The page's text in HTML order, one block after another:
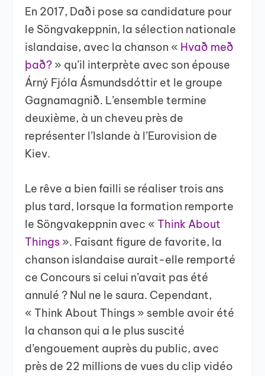
En 2017, Daði pose sa candidature pour
le Söngvakeppnin, la sélection nationale
islandaise, avec la chanson « Hvað með
það? » qu’il interprète avec son épouse
Árný Fjóla Ásmundsdóttir et le groupe
Gagnamagnið. L’ensemble termine
deuxième, à un cheveu près de
représenter l’Islande à l’Eurovision de
Kiev.
Le rêve a bien failli se réaliser trois ans
plus tard, lorsque la formation remporte
le Söngvakeppnin avec «Think About
Things ». Faisant figure de favorite, la
chanson islandaise aurait-elle remporté
ce Concours si celui n’avait pas été
annulé ? Nul ne le saura. Cependant,
« Think About Things » semble avoir été
la chanson qui a le plus suscité
d’engouement auprès du public, avec
près de 22 millions de vues du clip vidéo